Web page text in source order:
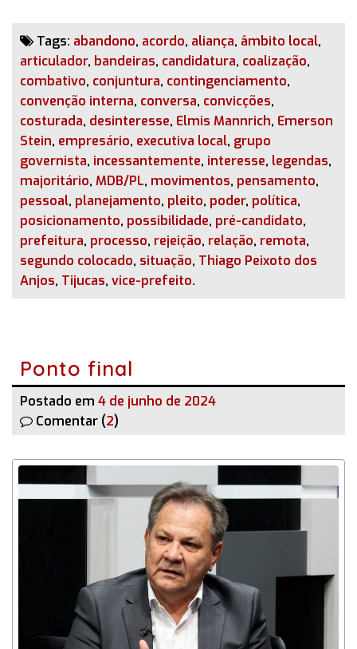
Tags: abandono, acordo, aliança, âmbito local,
articulador, bandeiras, candidatura, coalização,
combativo, conjuntura, contingenciamento,
convenção interna, conversa, convicções,
costurada, desinteresse, Elmis Mannrich, Emerson
Stein, empresário, executiva local, grupo
governista, incessantemente, interesse, legendas,
majoritário, MDB/PL, movimentos, pensamento,
pessoal, planejamento, pleito, poder, política,
posicionamento, possibilidade, pré-candidato,
prefeitura, processo, rejeição, relação, remota,
segundo colocado, situação, Thiago Peixoto dos
Anjos, Tijucas, vice-prefeito.
Ponto final
Postado em 4 de junho de 2024
Comentar (2)